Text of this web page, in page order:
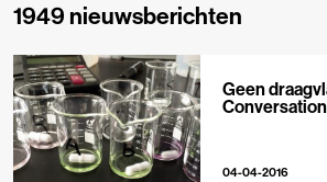
1949 nieuwsberichten
Geen
04-04-2016